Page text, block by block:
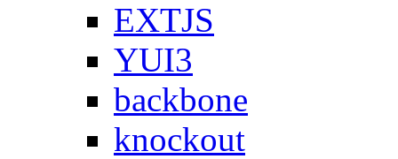
EXTJS
YUI3
backbone
knockout